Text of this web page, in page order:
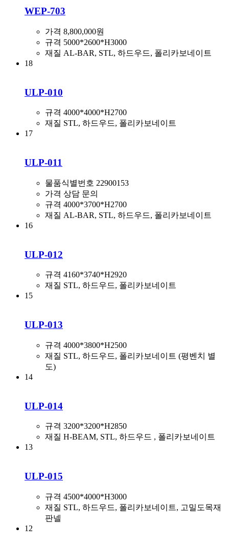
WEP-703
가격 8,800,000원
규격 5000*2600*H3000
재질 AL-BAR, STL, 하드우드, 폴리카보네이트
18
ULP-010
규격 4000*4000*H2700
재질 STL, 하드우드, 폴리카보네이트
17
ULP-011
물품식별번호 22900153
가격 상담 문의
규격 4000*3700*H2700
재질 AL-BAR, STL, 하드우드, 폴리카보네이트
16
ULP-012
규격 4160*3740*H2920
재질 STL, 하드우드, 폴리카보네이트
15
ULP-013
규격 4000*3800*H2500
재질 STL, 하드우드, 폴리카보네이트 (평벤치 별
도)
14
ULP-014
규격 3200*3200*H2850
재질 H-BEAM, STL, 하드우드 , 폴리카보네이트
13
ULP-015
규격 4500*4000*H3000
재질 STL, 하드우드, 폴리카보네이트, 고밀도목재
판넬
12